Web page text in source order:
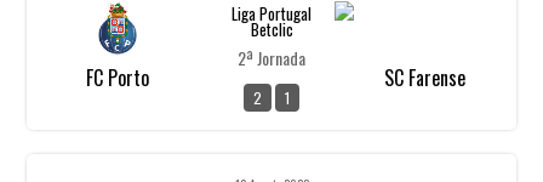
FC Porto
Liga Portugal
Betclic
2ª Jornada
2 1
SC Farense